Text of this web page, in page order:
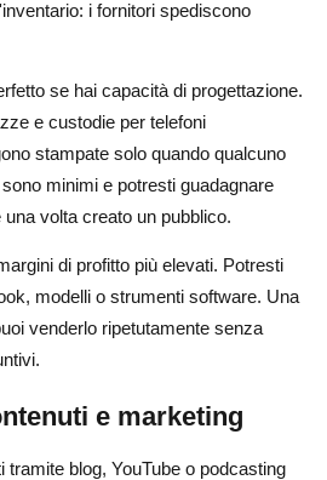
i fornitori spediscono
se hai capacità di progettazione.
e custodie per telefoni
stampate solo quando qualcuno
minimi e potresti guadagnare
volta creato un pubblico.
di profitto più elevati. Potresti
modelli o strumenti software. Una
venderlo ripetutamente senza
e marketing
tramite blog, YouTube o podcasting